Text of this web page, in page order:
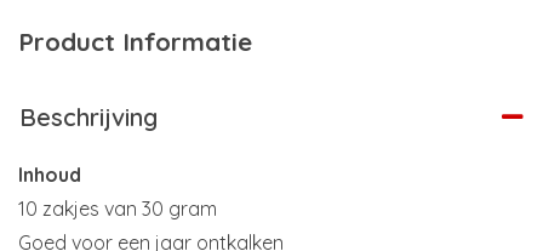
Product Informatie
Beschrijving
Inhoud
10 zakjes van 30 gram
Goed voor een jaar ontkalken